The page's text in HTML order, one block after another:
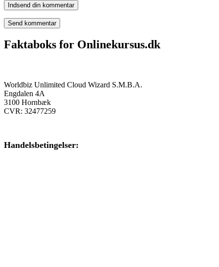
Indsend din kommentar
Faktaboks for Onlinekursus.dk
Worldbiz Unlimited Cloud Wizard S.M.B.A.
Engdalen 4A
3100 Hornbæk
CVR: 32477259
Handelsbetingelser: